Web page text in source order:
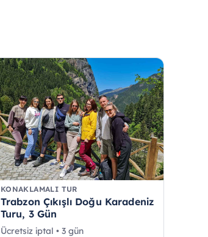
KONAKLAMALI TUR
Trabzon Çıkışlı Doğu Karadeniz
Turu, 3 Gün
Ücretsiz iptal • 3 gün